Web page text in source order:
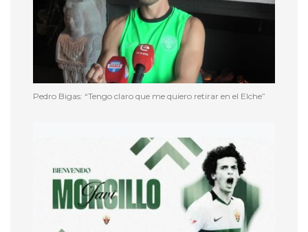
Pedro Bigas: “Tengo claro que me quiero retirar en el Elche”